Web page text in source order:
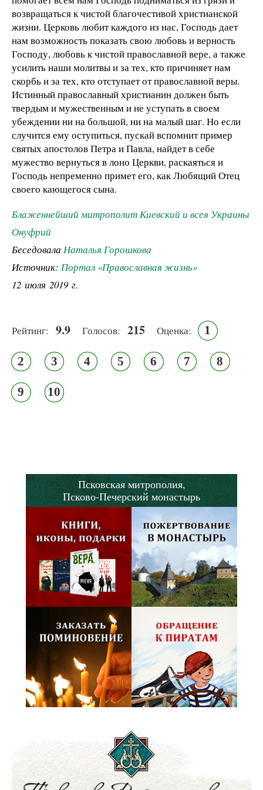
возвращаться к чистой благочестивой христианской
жизни. Церковь любит каждого из нас, Господь дает
нам возможность показать свою любовь и верность
Господу, любовь к чистой православной вере, а также
усилить наши молитвы и за тех, кто причиняет нам
скорбь и за тех, кто отступает от православной веры.
Истинный православный христианин должен быть
твердым и мужественным и не уступать в своем
убеждении ни на большой, ни на малый шаг. Но если
случится ему оступиться, пускай вспомнит пример
святых апостолов Петра и Павла, найдет в себе
мужество вернуться в лоно Церкви, раскаяться и
Господь непременно примет его, как Любящий Отец
своего кающегося сына.
Блаженнейший митрополит Киевский и всея Украины
Онуфрий
Беседовала Наталья Горошкова
Источник: Портал «Православная жизнь»
12 июля 2019 г.
Рейтинг: 9.9 Голосов: 215 Оценка: 1
2 3 4 5 6 7 8
9 10
Псковская митрополия,
Псково-Печерский монастырь